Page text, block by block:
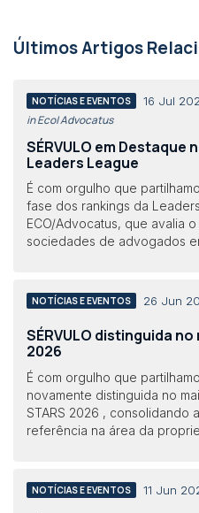
Últimos Artigos
NOTÍCIAS E EVENTOS 16 Jul
in Eco| Advocatus
SÉRVULO em Destaque
Leaders League
É com orgulho que
fase dos rankings da
ECO/Advocatus, que avalia
sociedades de advogados
NOTÍCIAS E EVENTOS 26 Jun
SÉRVULO distinguida no
2026
É com orgulho que
novamente distinguida no
STARS 2026 , consolidando
referência na área da
NOTÍCIAS E EVENTOS 11 Jun